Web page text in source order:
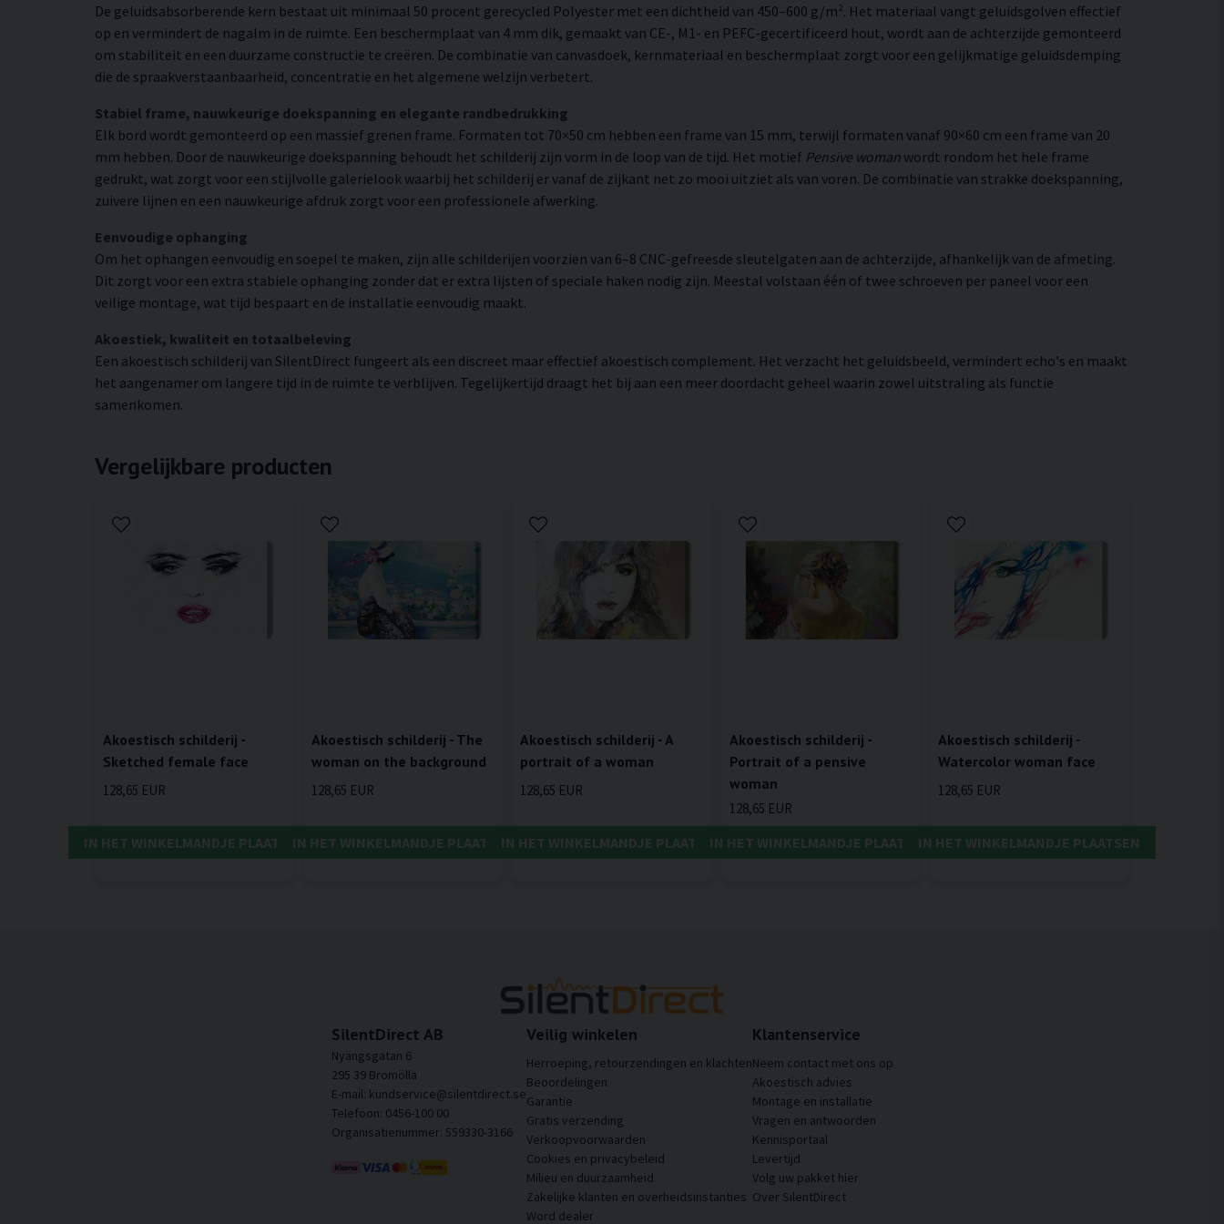
De geluidsabsorberende kern bestaat uit minimaal 50 procent gerecycled Polyester met een dichtheid van 450–600 g/m². Het materiaal vangt geluidsgolven effectief
op en vermindert de nagalm in de ruimte. Een beschermplaat van 4 mm dik, gemaakt van CE-, M1- en PEFC-gecertificeerd hout, wordt aan de achterzijde gemonteerd
om stabiliteit en een duurzame constructie te creëren. De combinatie van canvasdoek, kernmateriaal en beschermplaat zorgt voor een gelijkmatige geluidsdemping
die de spraakverstaanbaarheid, concentratie en het algemene welzijn verbetert.
Stabiel frame, nauwkeurige doekspanning en elegante randbedrukking
Elk bord wordt gemonteerd op een massief grenen frame. Formaten tot 70×50 cm hebben een frame van 15 mm, terwijl formaten vanaf 90×60 cm een frame van 20
mm hebben. Door de nauwkeurige doekspanning behoudt het schilderij zijn vorm in de loop van de tijd. Het motief Pensive woman wordt rondom het hele frame
gedrukt, wat zorgt voor een stijlvolle galerielook waarbij het schilderij er vanaf de zijkant net zo mooi uitziet als van voren. De combinatie van strakke doekspanning,
zuivere lijnen en een nauwkeurige afdruk zorgt voor een professionele afwerking.
Eenvoudige ophanging
Om het ophangen eenvoudig en soepel te maken, zijn alle schilderijen voorzien van 6–8 CNC-gefreesde sleutelgaten aan de achterzijde, afhankelijk van de afmeting.
Dit zorgt voor een extra stabiele ophanging zonder dat er extra lijsten of speciale haken nodig zijn. Meestal volstaan één of twee schroeven per paneel voor een
veilige montage, wat tijd bespaart en de installatie eenvoudig maakt.
Akoestiek, kwaliteit en totaalbeleving
Een akoestisch schilderij van SilentDirect fungeert als een discreet maar effectief akoestisch complement. Het verzacht het geluidsbeeld, vermindert echo's en maakt
het aangenamer om langere tijd in de ruimte te verblijven. Tegelijkertijd draagt het bij aan een meer doordacht geheel waarin zowel uitstraling als functie
samenkomen.
Vergelijkbare producten
Akoestisch schilderij -
Sketched female face
128,65 EUR
IN HET WINKELMANDJE PLAATSEN
Akoestisch schilderij - The
woman on the background
128,65 EUR
IN HET WINKELMANDJE PLAATSEN
Akoestisch schilderij - A
portrait of a woman
128,65 EUR
IN HET WINKELMANDJE PLAATSEN
Akoestisch schilderij -
Portrait of a pensive
woman
128,65 EUR
IN HET WINKELMANDJE PLAATSEN
Akoestisch schilderij -
Watercolor woman face
128,65 EUR
IN HET WINKELMANDJE PLAATSEN
SilentDirect AB
Nyängsgatan 6
295 39 Bromölla
E-mail: kundservice@silentdirect.se
Telefoon: 0456-100 00
Organisatienummer: 559330-3166
Veilig winkelen
Herroeping, retourzendingen en klachten
Beoordelingen
Garantie
Gratis verzending
Verkoopvoorwaarden
Cookies en privacybeleid
Milieu en duurzaamheid
Zakelijke klanten en overheidsinstanties
Word dealer
Klantenservice
Neem contact met ons op
Akoestisch advies
Montage en installatie
Vragen en antwoorden
Kennisportaal
Levertijd
Volg uw pakket hier
Over SilentDirect